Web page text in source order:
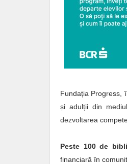
Fundația Progress,
și adulții din
dezvoltarea
Peste 100 de
financiară în